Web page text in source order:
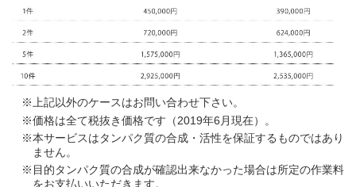
※上記以外のケースはお問い合わせ下さい。
※価格は全て税抜き価格です（2019年6月現在）。
※本サービスはタンパク質の合成・活性を保証するものではあり
ません。
※目的タンパク質の合成が確認出来なかった場合は所定の作業料
をお支払いいただきます。